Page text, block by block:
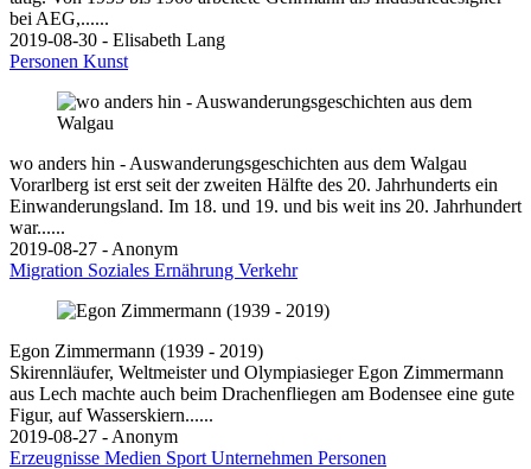
bei AEG,......
2019-08-30 - Elisabeth Lang
Personen Kunst
wo anders hin - Auswanderungsgeschichten aus dem Walgau
Vorarlberg ist erst seit der zweiten Hälfte des 20. Jahrhunderts ein
Einwanderungsland. Im 18. und 19. und bis weit ins 20. Jahrhundert
war......
2019-08-27 - Anonym
Migration Soziales Ernährung Verkehr
Egon Zimmermann (1939 - 2019)
Skirennläufer, Weltmeister und Olympiasieger Egon Zimmermann
aus Lech machte auch beim Drachenfliegen am Bodensee eine gute
Figur, auf Wasserskiern......
2019-08-27 - Anonym
Erzeugnisse Medien Sport Unternehmen Personen